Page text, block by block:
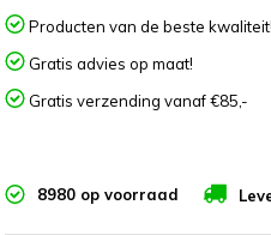
Producten van de beste kwaliteit!
Gratis advies op maat!
Gratis verzending vanaf €85,-
8980 op voorraad